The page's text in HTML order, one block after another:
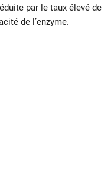
par le taux élevé de
de l’enzyme.